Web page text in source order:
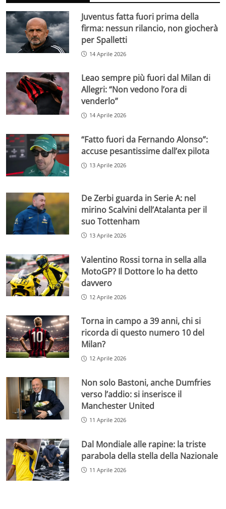
Juventus fatta fuori prima della
firma: nessun rilancio, non giocherà
per Spalletti
14 Aprile 2026
Leao sempre più fuori dal Milan di
Allegri: “Non vedono l’ora di
venderlo”
14 Aprile 2026
“Fatto fuori da Fernando Alonso”:
accuse pesantissime dall’ex pilota
13 Aprile 2026
De Zerbi guarda in Serie A: nel
mirino Scalvini dell’Atalanta per il
suo Tottenham
13 Aprile 2026
Valentino Rossi torna in sella alla
MotoGP? Il Dottore lo ha detto
davvero
12 Aprile 2026
Torna in campo a 39 anni, chi si
ricorda di questo numero 10 del
Milan?
12 Aprile 2026
Non solo Bastoni, anche Dumfries
verso l’addio: si inserisce il
Manchester United
11 Aprile 2026
Dal Mondiale alle rapine: la triste
parabola della stella della Nazionale
11 Aprile 2026